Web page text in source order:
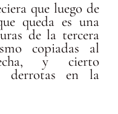
que luego de
queda es una
de la tercera
copiadas al
y cierto
derrotas en la